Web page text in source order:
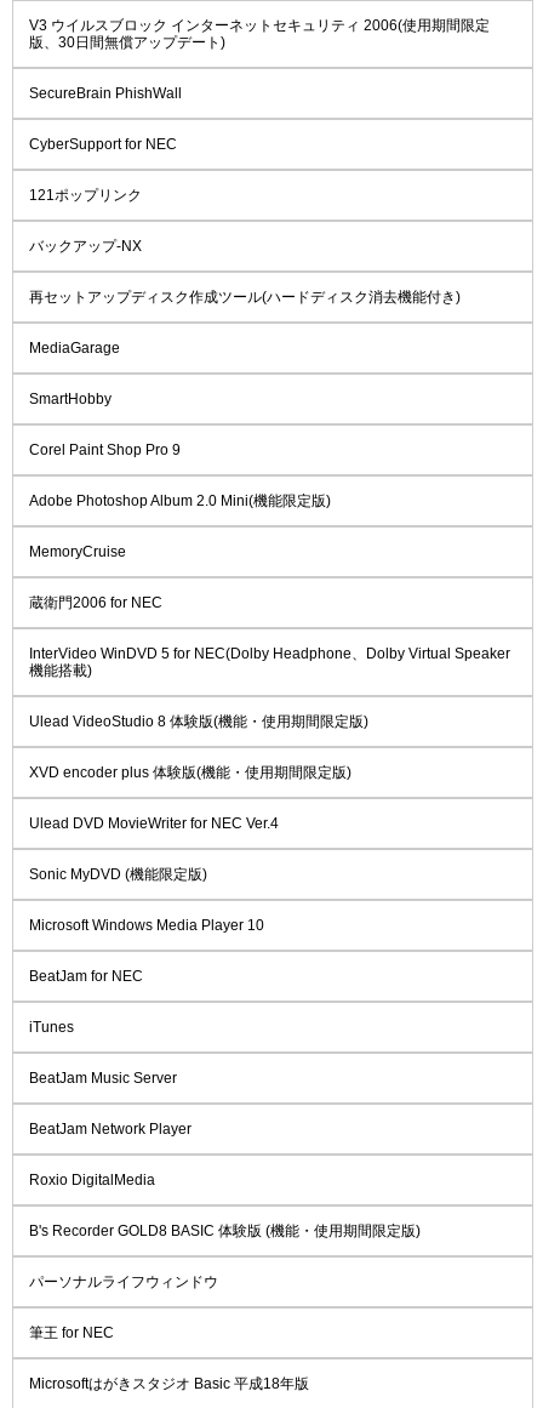
V3 ウイルスブロック インターネットセキュリティ 2006(使用期間限定
版、30日間無償アップデート)
SecureBrain PhishWall
CyberSupport for NEC
121ポップリンク
バックアップ-NX
再セットアップディスク作成ツール(ハードディスク消去機能付き)
MediaGarage
SmartHobby
Corel Paint Shop Pro 9
Adobe Photoshop Album 2.0 Mini(機能限定版)
MemoryCruise
蔵衛門2006 for NEC
InterVideo WinDVD 5 for NEC(Dolby Headphone、Dolby Virtual Speaker
機能搭載)
Ulead VideoStudio 8 体験版(機能・使用期間限定版)
XVD encoder plus 体験版(機能・使用期間限定版)
Ulead DVD MovieWriter for NEC Ver.4
Sonic MyDVD (機能限定版)
Microsoft Windows Media Player 10
BeatJam for NEC
iTunes
BeatJam Music Server
BeatJam Network Player
Roxio DigitalMedia
B's Recorder GOLD8 BASIC 体験版 (機能・使用期間限定版)
パーソナルライフウィンドウ
筆王 for NEC
Microsoftはがきスタジオ Basic 平成18年版